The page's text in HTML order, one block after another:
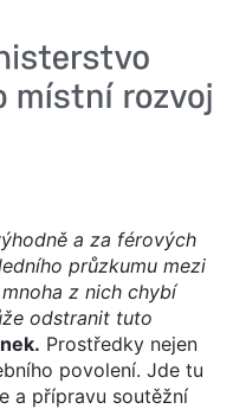
a za férových
průzkumu mezi
z nich chybí
odstranit tuto
Prostředky nejen
povolení. Jde tu
a přípravu soutěžní